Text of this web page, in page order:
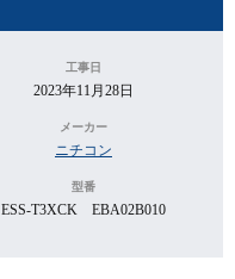
工事日
2023年11月28日
メーカー
ニチコン
型番
ESS-T3XCK EBA02B010